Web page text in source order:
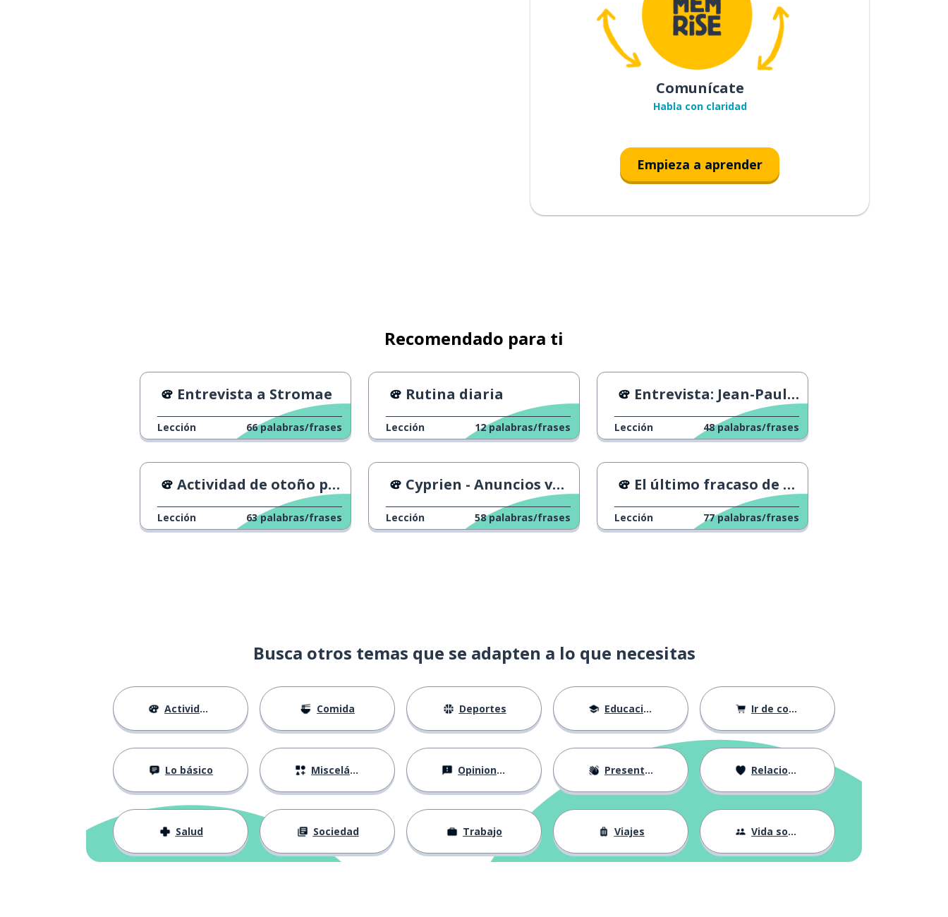
Comunícate
Habla con claridad
Empieza a aprender
Recomendado para ti
Entrevista a Stromae
Lección 66 palabras/frases
Rutina diaria
Lección 12 palabras/frases
Entrevista: Jean-Paul Gaultier
Lección 48 palabras/frases
Actividad de otoño para niños
Lección 63 palabras/frases
Cyprien - Anuncios versus la vida real
Lección 58 palabras/frases
El último fracaso de la película de Astérix.
Lección 77 palabras/frases
Busca otros temas que se adapten a lo que necesitas
Actividades Comida Deportes Educación Ir de compras
Lo básico Misceláneo Opiniones Presentándose Relaciones
Salud Sociedad Trabajo Viajes Vida social